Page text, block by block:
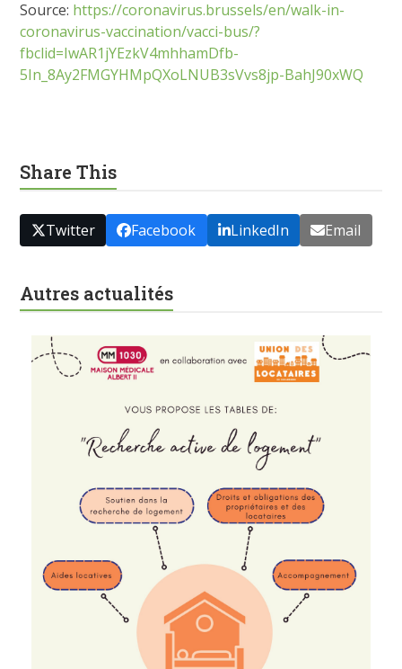
Source: https://coronavirus.brussels/en/walk-in-
coronavirus-vaccination/vacci-bus/?
fbclid=IwAR1jYEzkV4mhhamDfb-
5In_8Ay2FMGYHMpQXoLNUB3sVvs8jp-BahJ90xWQ
Share This
Twitter Facebook LinkedIn Email
Autres actualités